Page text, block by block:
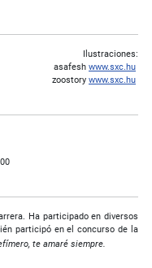
Ilustraciones:
asafesh www.sxc.hu
zoostory www.sxc.hu
Ha participado en diversos
participó en el concurso de la
te amaré siempre.